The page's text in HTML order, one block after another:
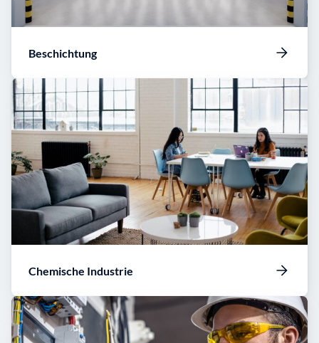
Beschichtung
Chemische Industrie